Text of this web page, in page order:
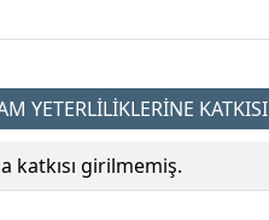
YETERLİLİKLERİNE KATKISI
katkısı girilmemiş.